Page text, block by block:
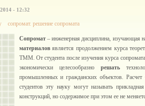
- 12:32
сопромат. решение сопромата
Сопромат– инженерная дисциплина, изучающая
материаловявляется продолжением курса
ТММ. От студента после изучения курса
экономически целесообразно решать
промышленных и гражданских объектов.
студентов эту науку могут называть
конструкций, но содержимое при этом ее не